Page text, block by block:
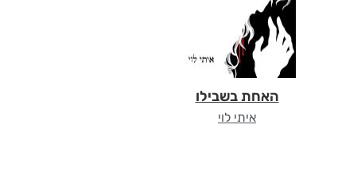
האחת בשבילו
איתי לוי